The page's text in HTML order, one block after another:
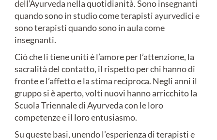
dell’Ayurveda nella quotidianità. Sono insegnanti
quando sono in studio come terapisti ayurvedici e
sono terapisti quando sono in aula come
insegnanti.
Ciò che li tiene uniti è l’amore per l’attenzione, la
sacralità del contatto, il rispetto per chi hanno di
fronte e l’affetto e la stima reciproca. Negli anni il
gruppo si è aperto, volti nuovi hanno arricchito la
Scuola Triennale di Ayurveda con le loro
competenze e il loro entusiasmo.
Su queste basi, unendo l’esperienza di terapisti e